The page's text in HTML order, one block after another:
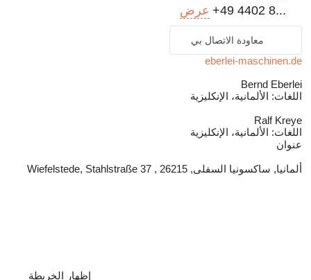
+49 4402 8... عرض
معاودة الاتصال بي
eberlei-maschinen.de
Bernd Eberlei
اللغات: الألمانية، الإنكليزية
Ralf Kreye
اللغات: الألمانية، الإنكليزية
عنوان
ألمانيا, ساكسونيا السفلى, 26215 , Wiefelstede, Stahlstraße 37
إظهار الخريطة